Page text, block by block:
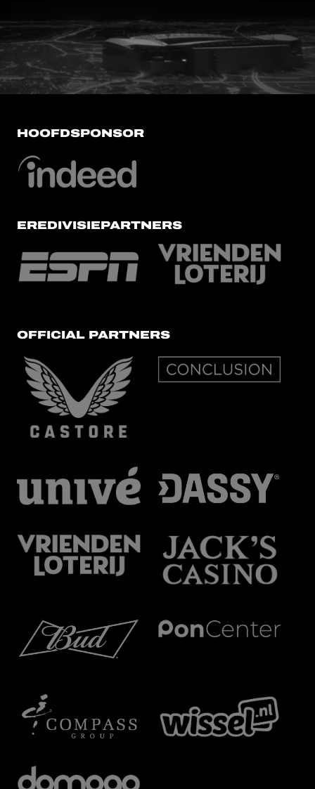
FC Utrecht<br>vanuit<br>het
HOOFDSPONSOR
EREDIVISIEPARTNERS
OFFICIAL PARTNERS